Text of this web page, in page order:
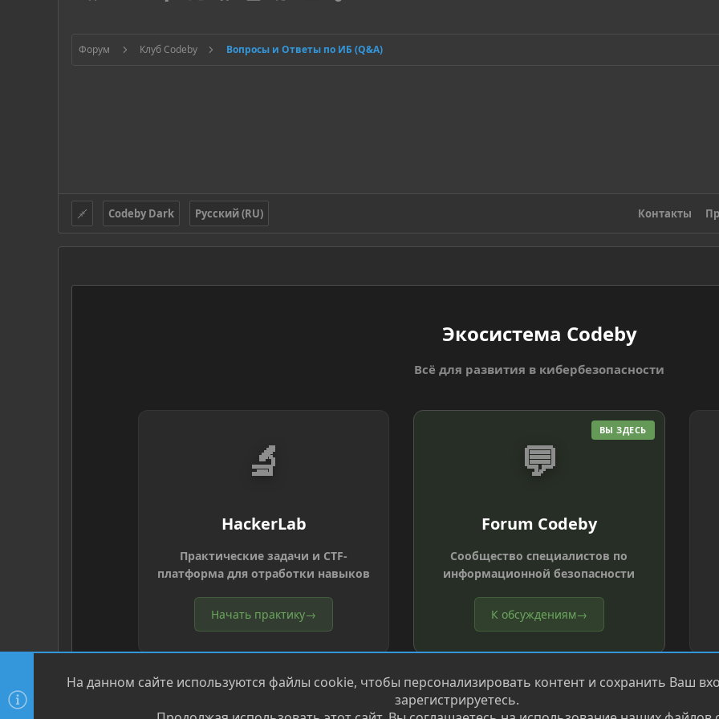
Форум Клуб Codeby Вопросы и Ответы по ИБ (Q&A)
Codeby Dark Русский (RU) Контакты
Экосистема Codeby
Всё для развития в кибербезопасности
🔬
HackerLab
Практические задачи и CTF-
платформа для отработки навыков
Начать практику→
ВЫ ЗДЕСЬ
💬
Forum Codeby
Сообщество специалистов по
информационной безопасности
К обсуждениям→
На данном сайте используются файлы cookie, чтобы персонализировать контент и сохранить Ваш
зарегистрируетесь.